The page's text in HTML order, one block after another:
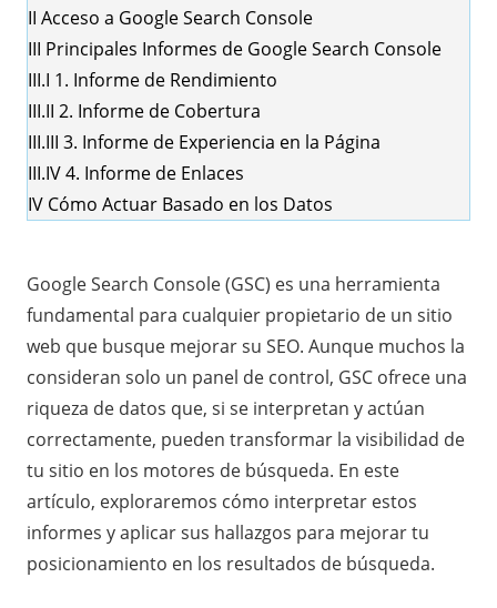
II Acceso a Google Search Console
III Principales Informes de Google Search Console
III.I 1. Informe de Rendimiento
III.II 2. Informe de Cobertura
III.III 3. Informe de Experiencia en la Página
III.IV4. Informe de Enlaces
IV Cómo Actuar Basado en los Datos
Google Search Console(GSC) es una herramienta
fundamental para cualquier propietario de un sitio
web que busque mejorar su SEO. Aunque muchos la
consideran solo un panel de control, GSC ofrece una
riqueza de datos que, si se interpretan y actúan
correctamente, pueden transformar la visibilidad de
tu sitio en los motores de búsqueda. En este
artículo, exploraremos cómo interpretar estos
informes y aplicar sus hallazgos para mejorar tu
posicionamiento en los resultados de búsqueda.